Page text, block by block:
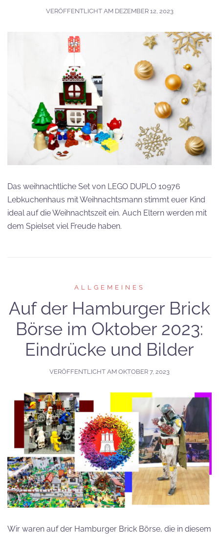
VERÖFFENTLICHT AM DEZEMBER 12, 2023
Das weihnachtliche Set von LEGO DUPLO 10976
Lebkuchenhaus mit Weihnachtsmann stimmt euer Kind
ideal auf die Weihnachtszeit ein. Auch Eltern werden mit
dem Spielset viel Freude haben.
ALLGEMEINES
Auf der Hamburger Brick
Börse im Oktober 2023:
Eindrücke und Bilder
VERÖFFENTLICHT AM OKTOBER 7, 2023
Wir waren auf der Hamburger Brick Börse, die in diesem